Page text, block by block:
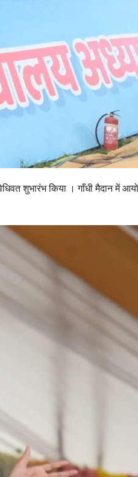
शुभारंभ किया । गाँधी मैदान में